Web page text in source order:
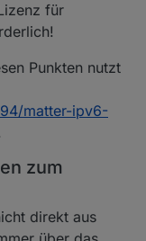
für
Punkten nutzt
matter-ipv6-
zum
direkt aus